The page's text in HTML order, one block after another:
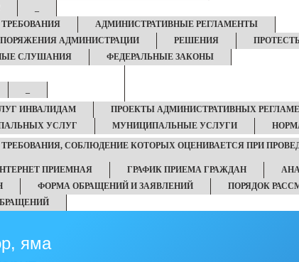
АДМИНИСТРАТИВНЫЕ РЕГЛАМЕНТЫ
АДМИНИСТРАЦИИ РЕШЕНИЯ
СЛУШАНИЯ ФЕДЕРАЛЬНЫЕ ЗАКОНЫ
ИНВАЛИДАМ
ПРОЕКТЫ АДМИНИСТРАТИВНЫХ
УСЛУГ
МУНИЦИПАЛЬНЫЕ УСЛУГИ
СОБЛЮДЕНИЕ КОТОРЫХ ОЦЕНИВАЕТСЯ ПРИ
ПРИЕМНАЯ ГРАФИК ПРИЕМА ГРАЖДАН
ФОРМА ОБРАЩЕНИЙ И ЗАЯВЛЕНИЙ
ПОРЯДОК
яма